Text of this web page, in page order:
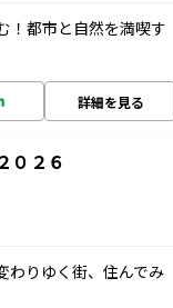
！都市と自然を満喫す
詳細を見る
２６
わりゆく街、住んでみ